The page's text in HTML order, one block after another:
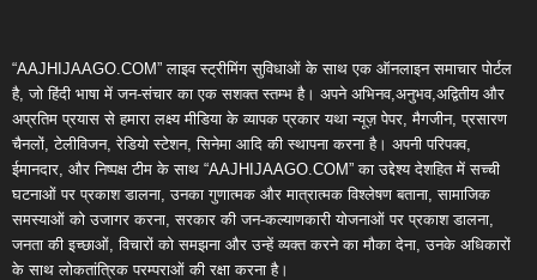
“AAJHIJAAGO.COM” लाइव स्ट्रीमिंग सुविधाओं के साथ एक ऑनलाइन समाचार पोर्टल
है, जो हिंदी भाषा में जन-संचार का एक सशक्त स्तम्भ है। अपने अभिनव,अनुभव,अद्वितीय और
अप्रतिम प्रयास से हमारा लक्ष्य मीडिया के व्यापक प्रकार यथा न्यूज़ पेपर, मैगजीन, प्रसारण
चैनलों, टेलीविजन, रेडियो स्टेशन, सिनेमा आदि की स्थापना करना है। अपनी परिपक्व,
ईमानदार, और निष्पक्ष टीम के साथ “AAJHIJAAGO.COM” का उद्देश्य देशहित में सच्ची
घटनाओं पर प्रकाश डालना, उनका गुणात्मक और मात्रात्मक विश्लेषण बताना, सामाजिक
समस्याओं को उजागर करना, सरकार की जन-कल्याणकारी योजनाओं पर प्रकाश डालना,
जनता की इच्छाओं, विचारों को समझना और उन्हें व्यक्त करने का मौका देना, उनके अधिकारों
के साथ लोकतांत्रिक परम्पराओं की रक्षा करना है।